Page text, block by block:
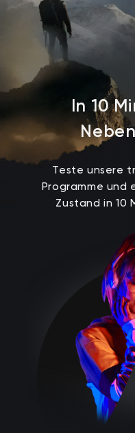
In 10 Mi
Nebe
Teste unsere
Programme und
Zustand in 10